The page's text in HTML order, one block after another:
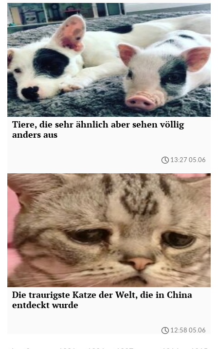
Tiere, die sehr ähnlich aber sehen völlig
anders aus
13:27 05.06
Die traurigste Katze der Welt, die in China
entdeckt wurde
12:58 05.06